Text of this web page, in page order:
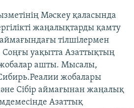
Мәскеу қаласында
жаңалықтарды қамту
аймағындағы тілшілермен
Соңғы уақытта Азаттықтың
жобалар ашты. Мысалы,
жобалары
Сібір аймағынан жаңалық
Азаттық